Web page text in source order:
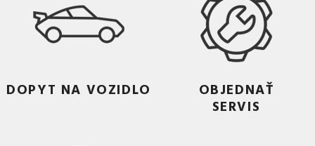
DOPYT NA VOZIDLO
OBJEDNAŤ
SERVIS